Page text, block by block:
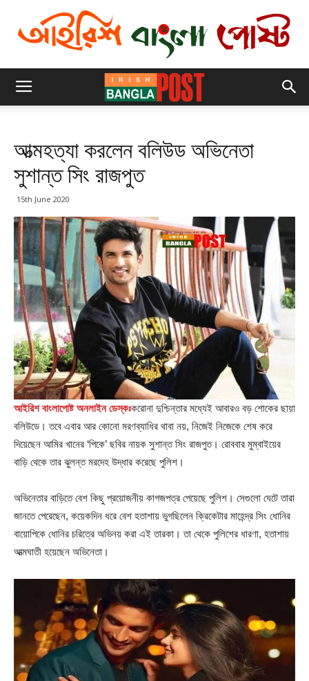
আত্মহত্যা করলেন বলিউড অভিনেতা
সুশান্ত সিং রাজপুত
15th June 2020
আইরিশ বাংলাপোষ্ট অনলাইন ডেস্কঃকরোনা দুশ্চিন্তার মধ্যেই আবারও বড় শোকের ছায়া
বলিউডে। তবে এবার আর কোনো মরণব্যাধির থাবা নয়, নিজেই নিজেকে শেষ করে
দিয়েছেন আমির খানের ‘পিকে’ ছবির নায়ক সুশান্ত সিং রাজপুত। রোববার মুম্বাইয়ের
বাড়ি থেকে তার ঝুলন্ত মরদেহ উদ্ধার করেছে পুলিশ।
অভিনেতার বাড়িতে বেশ কিছু প্রয়োজনীয় কাগজপত্র পেয়েছে পুলিশ। সেগুলো ঘেটে তারা
জানতে পেরেছেন, কয়েকদিন ধরে বেশ হতাশায় ভুগছিলেন ক্রিকেটার মাহেন্দ্র সিং ধোনির
বায়োপিকে ধোনির চরিত্রে অভিনয় করা এই তারকা। তা থেকে পুলিশের ধারণা, হতাশায়
আত্মঘাতী হয়েছেন অভিনেতা।